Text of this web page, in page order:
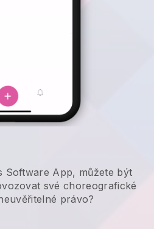
Software App, můžete být
své choreografické
právo?